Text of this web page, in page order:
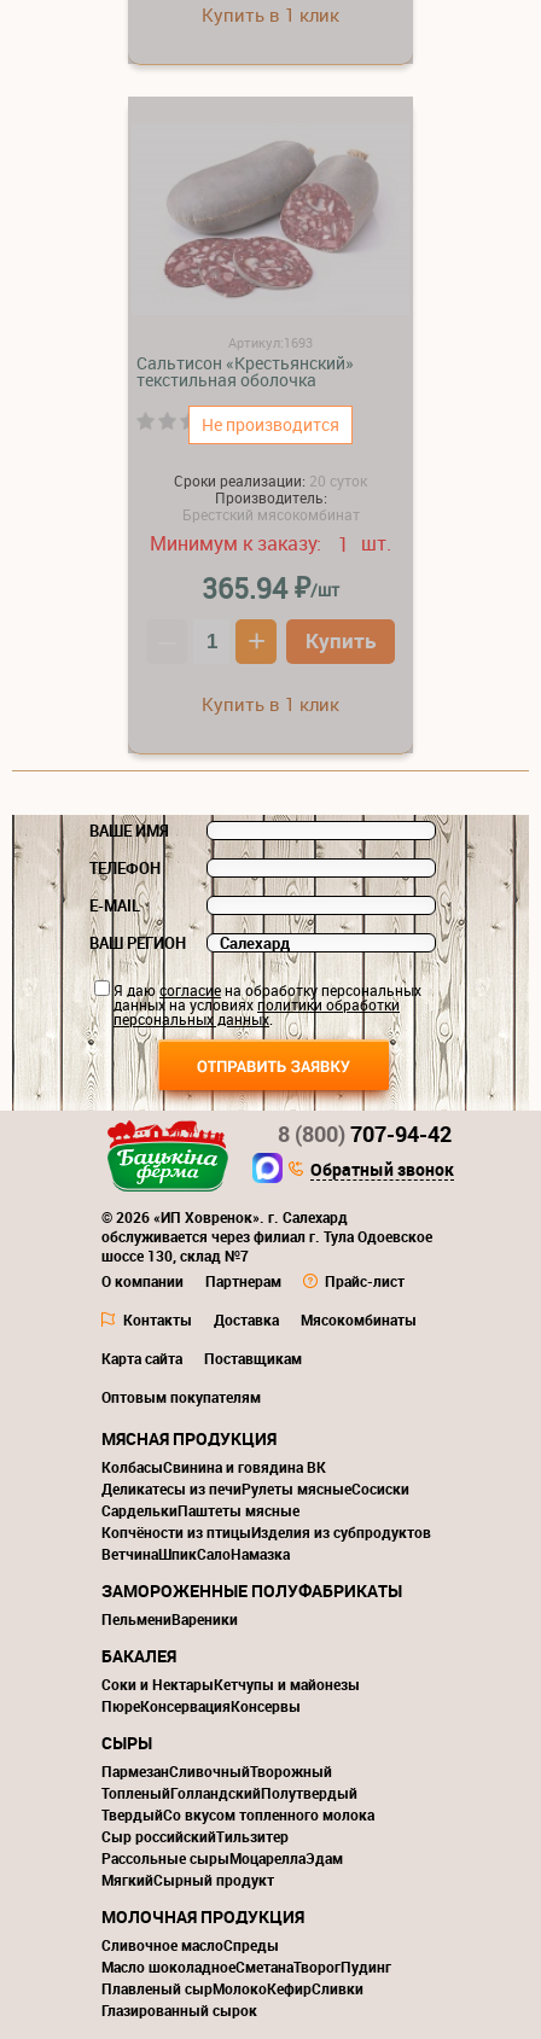
Купить в 1 клик
Не производится
Артикул:1693
Сальтисон «Крестьянский»
текстильная оболочка
(0)
Сроки реализации: 20 суток
Производитель:
Брестский мясокомбинат
Минимум к заказу: 1 шт.
365.94₽/шт
+ Купить
Купить в 1 клик
ВАШЕ ИМЯ
ТЕЛЕФОН
E-MAIL
ВАШ РЕГИОН
Я даюсогласиена обработку персональных
данных на условияхполитики обработки
персональных данных.
© 2026 «ИП Ховренок». г. Салехард
обслуживается через филиал г. Тула Одоевское
шоссе 130, склад №7
О компании
Партнерам
Прайс-лист
Контакты
Доставка
Мясокомбинаты
Карта сайта
Поставщикам
Оптовым покупателям
8 (800)707-94-42
Обратный звонок
МЯСНАЯ ПРОДУКЦИЯ
КолбасыСвинина и говядина ВК
Деликатесы из печиРулеты мясныеСосиски
СарделькиПаштеты мясные
Копчёности из птицыИзделия из субпродуктов
ВетчинаШпикСалоНамазка
ЗАМОРОЖЕННЫЕ ПОЛУФАБРИКАТЫ
ПельмениВареники
БАКАЛЕЯ
Соки и НектарыКетчупы и майонезы
ПюреКонсервацияКонсервы
СЫРЫ
ПармезанСливочныйТворожный
ТопленыйГолландскийПолутвердый
ТвердыйСо вкусом топленного молока
Сыр российскийТильзитер
Рассольные сырыМоцареллаЭдам
МягкийСырный продукт
МОЛОЧНАЯ ПРОДУКЦИЯ
Сливочное маслоСпреды
Масло шоколадноеСметанаТворогПудинг
Плавленый сырМолокоКефирСливки
Глазированный сырок